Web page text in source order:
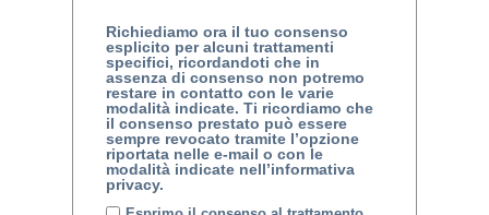
Richiediamo ora il tuo consenso
esplicito per alcuni trattamenti
specifici, ricordandoti che in
assenza di consenso non potremo
restare in contatto con le varie
modalità indicate. Ti ricordiamo che
il consenso prestato può essere
sempre revocato tramite l’opzione
riportata nelle e-mail o con le
modalità indicate nell’informativa
privacy.